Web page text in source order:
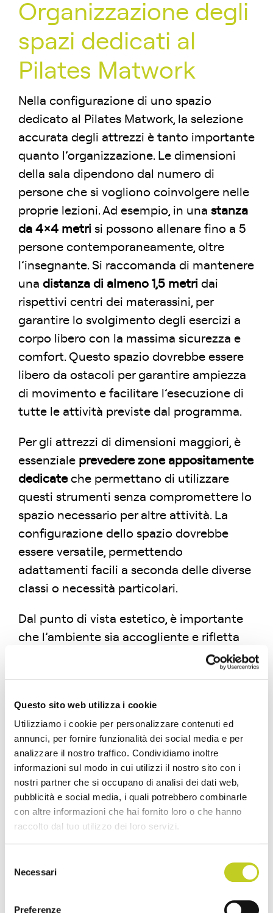
Questo sito web utilizza i cookie
Utilizziamo i cookie per personalizzare contenuti ed
annunci, per fornire funzionalità dei social media e per
analizzare il nostro traffico. Condividiamo inoltre
informazioni sul modo in cui utilizzi il nostro sito con i
nostri partner che si occupano di analisi dei dati web,
pubblicità e social media, i quali potrebbero combinarle
con altre informazioni che hai fornito loro o che hanno
raccolto dal tuo utilizzo dei loro servizi.
delNecessari
Preferenze
Organizzazione degli
spazi dedicati al
Pilates Matwork
Nella configurazione di uno spazio
dedicato al Pilates Matwork, la selezione
accurata degli attrezzi è tanto importante
quanto l’organizzazione. Le dimensioni
della sala dipendono dal numero di
persone che si vogliono coinvolgere nelle
proprie lezioni. Ad esempio, in una stanza
da 4×4 metri si possono allenare fino a 5
persone contemporaneamente, oltre
l’insegnante. Si raccomanda di mantenere
una distanza di almeno 1,5 metri dai
rispettivi centri dei materassini, per
garantire lo svolgimento degli esercizi a
corpo libero con la massima sicurezza e
comfort. Questo spazio dovrebbe essere
libero da ostacoli per garantire ampiezza
di movimento e facilitare l’esecuzione di
tutte le attività previste dal programma.
Per gli attrezzi di dimensioni maggiori, è
essenziale prevedere zone appositamente
dedicateche permettano di utilizzare
questi strumenti senza compromettere lo
spazio necessario per altre attività. La
configurazione dello spazio dovrebbe
essere versatile, permettendo
adattamenti facili a seconda delle diverse
classi o necessità particolari.
Dal punto di vista estetico, è importante
che l’ambiente sia accogliente e rifletta
l’identità del centro fitness. La scelta di
pareti contribuiscono a creare
un’atmosfera che invita alla calma e al
relax, elementi chiave del Metodo Pilates.
Incorporando questi principi nella
progettazione, si realizza uno spazio
ideale che unisce funzionalità ed estetica,
migliorando così l’esperienza dei clienti e